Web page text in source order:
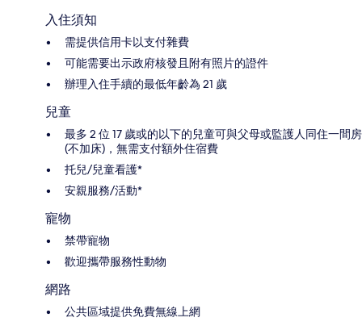
入住須知
需提供信用卡以支付雜費
可能需要出示政府核發且附有照片的證件
辦理入住手續的最低年齡為 21 歲
兒童
最多 2 位 17 歲或的以下的兒童可與父母或監護人同住一間房
(不加床)，無需支付額外住宿費
托兒/兒童看護*
安親服務/活動*
寵物
禁帶寵物
歡迎攜帶服務性動物
網路
公共區域提供免費無線上網